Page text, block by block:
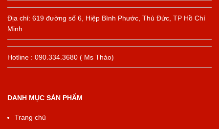
Địa chỉ: 619 đường số 6, Hiệp Bình Phước, Thủ Đức, TP Hồ Chí
Minh
Hotline : 090.334.3680 ( Ms Thảo)
DANH MỤC SẢN PHẨM
Trang chủ